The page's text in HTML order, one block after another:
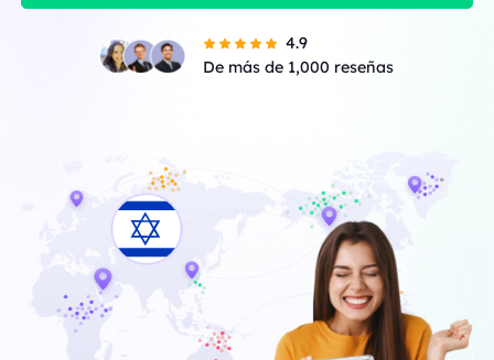
4.9
De más de 1,000 reseñas